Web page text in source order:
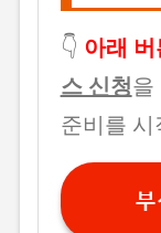
👇 아래
스 신청을
준비를 시